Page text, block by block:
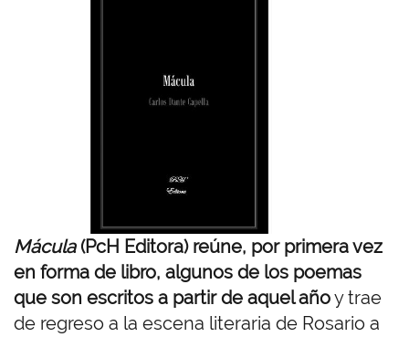
Mácula (PcH Editora) reúne, por primera vez
en forma de libro, algunos de los poemas
que son escritos a partir de aquel añoy trae
de regreso a la escena literaria de Rosario a